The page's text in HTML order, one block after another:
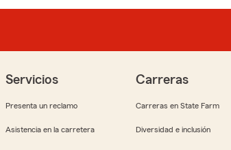
Servicios
Presenta un reclamo
Asistencia en la carretera
Carreras
Carreras en State Farm
Diversidad e inclusión